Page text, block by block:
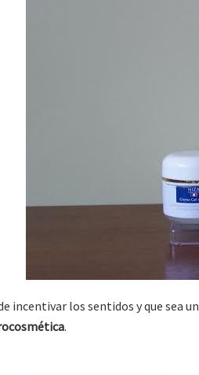
incentivar los sentidos y que sea
.